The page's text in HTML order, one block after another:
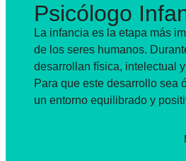
Psicólogo
La infancia es la etapa más
de los seres humanos.
desarrollan física, intelectual
Para que este desarrollo sea
un entorno equilibrado y